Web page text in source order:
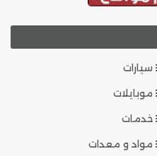
سيارات
موبايلات
خدمات
مواد و معدات